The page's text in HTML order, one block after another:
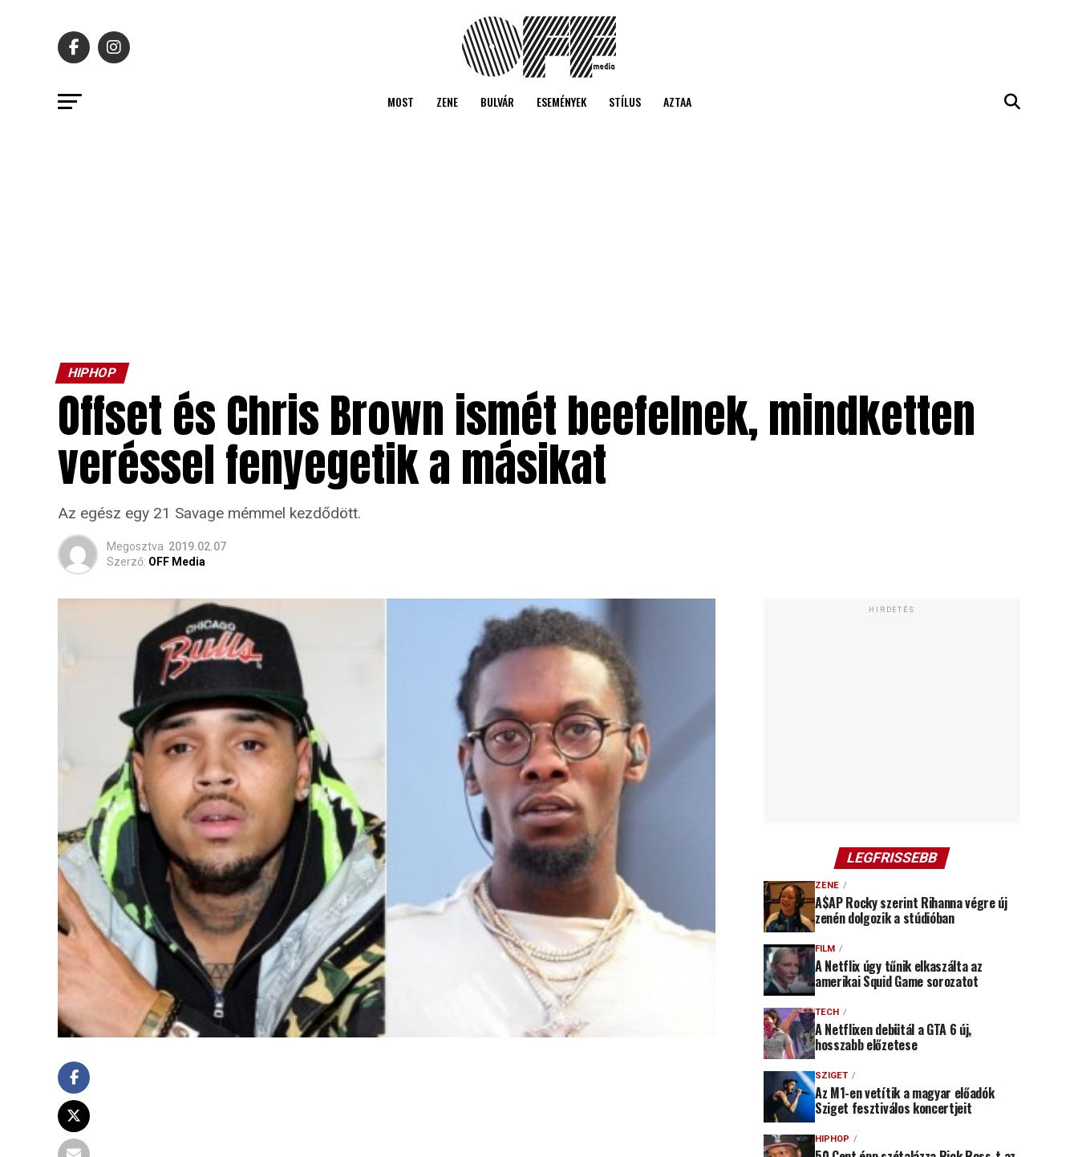
MOST ZENE BULVÁR ESEMÉNYEK STÍLUS AZTAA
HIPHOP
Offset és Chris Brown ismét beefelnek, mindketten
veréssel fenyegetik a másikat
Az egész egy 21 Savage mémmel kezdődött.
Megosztva 2019.02.07
Szerző: OFF Media
HIRDETÉS
LEGFRISSEBB
ZENE
A$AP Rocky szerint Rihanna végre új
zenén dolgozik a stúdióban
FILM
A Netflix úgy tűnik elkaszálta az
amerikai Squid Game sorozatot
TECH
A Netflixen debütál a GTA 6 új,
hosszabb előzetese
SZIGET
Az M1-en vetítik a magyar előadók
Sziget fesztiválos koncertjeit
HIPHOP